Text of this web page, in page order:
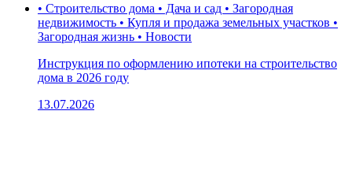
• Строительство дома • Дача и сад • Загородная
недвижимость • Купля и продажа земельных участков •
Загородная жизнь • Новости
Инструкция по оформлению ипотеки на строительство
дома в 2026 году
13.07.2026